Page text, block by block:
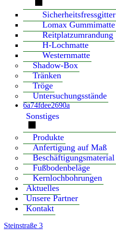
Sicherheitsfressgitter
Lomax Gummimatte
Reitplatzumrandung
H-Lochmatte
Westernmatte
Shadow-Box
Tränken
Tröge
Untersuchungsstände
6a74fdee2690a
Sonstiges
Produkte
Anfertigung auf Maß
Beschäftigungsmaterial
Fußbodenbeläge
Kernlochbohrungen
Aktuelles
Unsere Partner
Kontakt
Steinstraße 3